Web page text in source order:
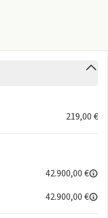
219,00 €
42.900,00 €
42.900,00 €